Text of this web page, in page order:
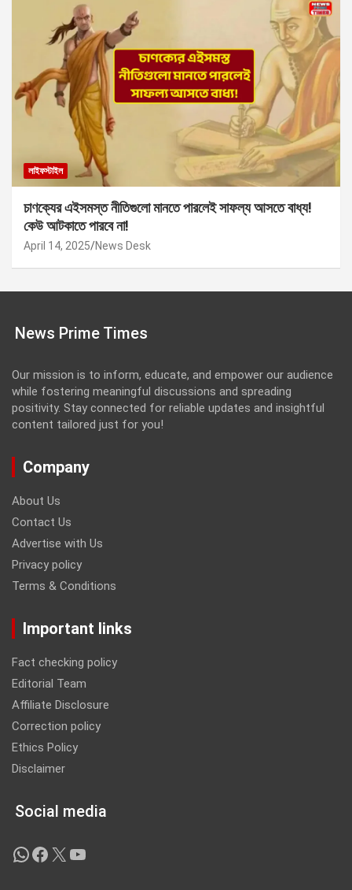
লাইফস্টাইল
চাণক্যের এইসমস্ত নীতিগুলো মানতে পারলেই সাফল্য আসতে বাধ্য!
কেউ আটকাতে পারবে না!
April 14, 2025 News Desk
News Prime Times
Our mission is to inform, educate, and empower our audience
while fostering meaningful discussions and spreading
positivity. Stay connected for reliable updates and insightful
content tailored just for you!
Company
About Us
Contact Us
Advertise with Us
Privacy policy
Terms & Conditions
Important links
Fact checking policy
Editorial Team
Affiliate Disclosure
Correction policy
Ethics Policy
Disclaimer
Social media
WhatsApp
Facebook
X YouTube